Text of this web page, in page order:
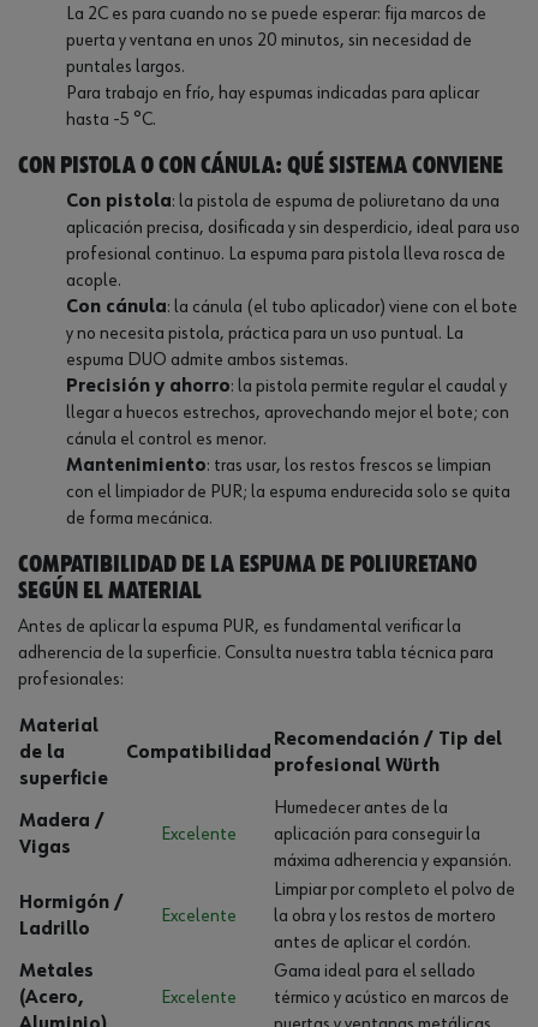
La 2C es para cuando no se puede esperar: fija marcos de
puerta y ventana en unos 20 minutos, sin necesidad de
puntales largos.
Para trabajo en frío, hay espumas indicadas para aplicar
hasta -5 °C.
Con pistola o con cánula: qué sistema conviene
Con pistola: la pistola de espuma de poliuretano da una
aplicación precisa, dosificada y sin desperdicio, ideal para uso
profesional continuo. La espuma para pistola lleva rosca de
acople.
Con cánula: la cánula (el tubo aplicador) viene con el bote
y no necesita pistola, práctica para un uso puntual. La
espuma DUO admite ambos sistemas.
Precisión y ahorro: la pistola permite regular el caudal y
llegar a huecos estrechos, aprovechando mejor el bote; con
cánula el control es menor.
Mantenimiento: tras usar, los restos frescos se limpian
con el limpiador de PUR; la espuma endurecida solo se quita
de forma mecánica.
Compatibilidad de la espuma de poliuretano
según el material
Antes de aplicar la espuma PUR, es fundamental verificar la
adherencia de la superficie. Consulta nuestra tabla técnica para
profesionales:
Material
de la
superficie
Compatibilidad
Recomendación / Tip del
profesional Würth
Madera /
Vigas
Excelente
Humedecer antes de la
aplicación para conseguir la
máxima adherencia y expansión.
Hormigón /
Ladrillo
Excelente
Limpiar por completo el polvo de
la obra y los restos de mortero
antes de aplicar el cordón.
Metales
(Acero,
Excelente
Gama ideal para el sellado
térmico y acústico en marcos de